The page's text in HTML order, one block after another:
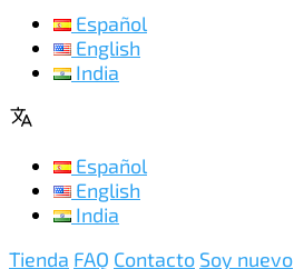
Español
English
India
Español
English
India
Tienda FAQ Contacto Soy nuevo